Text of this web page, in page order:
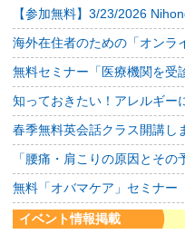
【参加無料】3/23/2026
海外在住者のための「オンラ
無料セミナー「医療機関を受
知っておきたい！アレルギー
春季無料英会話クラス開講し
「腰痛・肩こりの原因とその
無料「オバマケア」セミナー
イベント情報掲載